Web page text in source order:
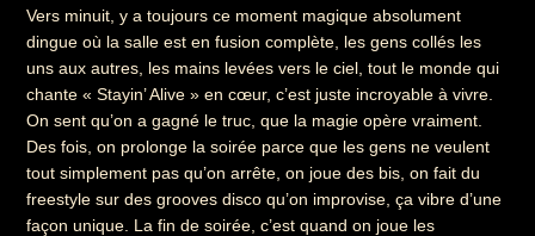
Vers minuit, y a toujours ce moment magique absolument
dingue où la salle est en fusion complète, les gens collés les
uns aux autres, les mains levées vers le ciel, tout le monde qui
chante « Stayin’ Alive » en cœur, c’est juste incroyable à vivre.
On sent qu’on a gagné le truc, que la magie opère vraiment.
Des fois, on prolonge la soirée parce que les gens ne veulent
tout simplement pas qu’on arrête, on joue des bis, on fait du
freestyle sur des grooves disco qu’on improvise, ça vibre d’une
façon unique. La fin de soirée, c’est quand on joue les